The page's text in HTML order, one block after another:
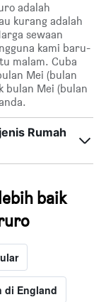
adalah
kurang adalah
sewaan
kami baru-
malam. Cuba
Mei (bulan
bulan Mei (bulan
Rumah
baik
di England